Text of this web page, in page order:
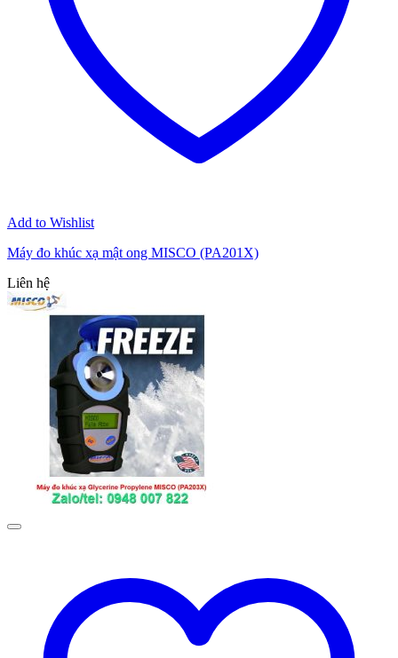
Add to Wishlist
Máy đo khúc xạ mật ong MISCO (PA201X)
Liên hệ